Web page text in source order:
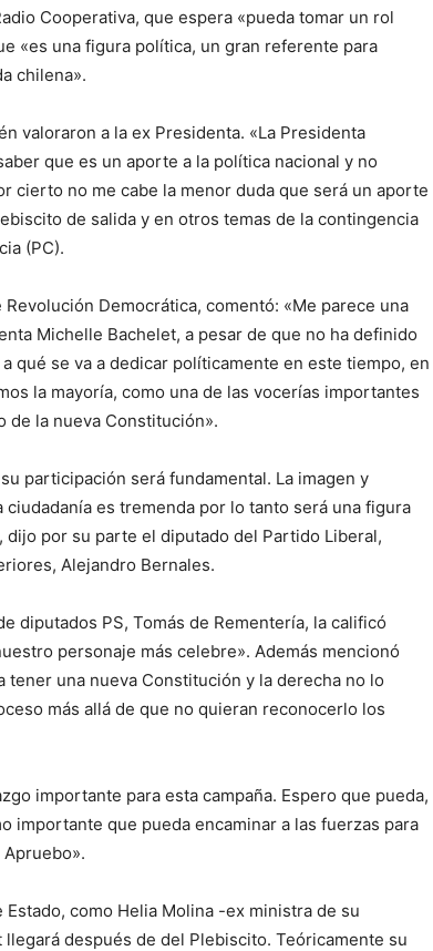
Cooperativa, que espera «pueda tomar un rol
«es una figura política, un gran referente para
chilena».
valoraron a la ex Presidenta. «La Presidenta
que es un aporte a la política nacional y no
cierto no me cabe la menor duda que será un aporte
de salida y en otros temas de la contingencia
(PC).
Democrática, comentó: «Me parece una
Michelle Bachelet, a pesar de que no ha definido
qué se va a dedicar políticamente en este tiempo, en
la mayoría, como una de las vocerías importantes
de la nueva Constitución».
participación será fundamental. La imagen y
es tremenda por lo tanto será una figura
por su parte el diputado del Partido Liberal,
Alejandro Bernales.
diputados PS, Tomás de Rementería, la calificó
personaje más celebre». Además mencionó
una nueva Constitución y la derecha no lo
más allá de que no quieran reconocerlo los
importante para esta campaña. Espero que pueda,
importante que pueda encaminar a las fuerzas para
como Helia Molina -ex ministra de su
después de del Plebiscito. Teóricamente su